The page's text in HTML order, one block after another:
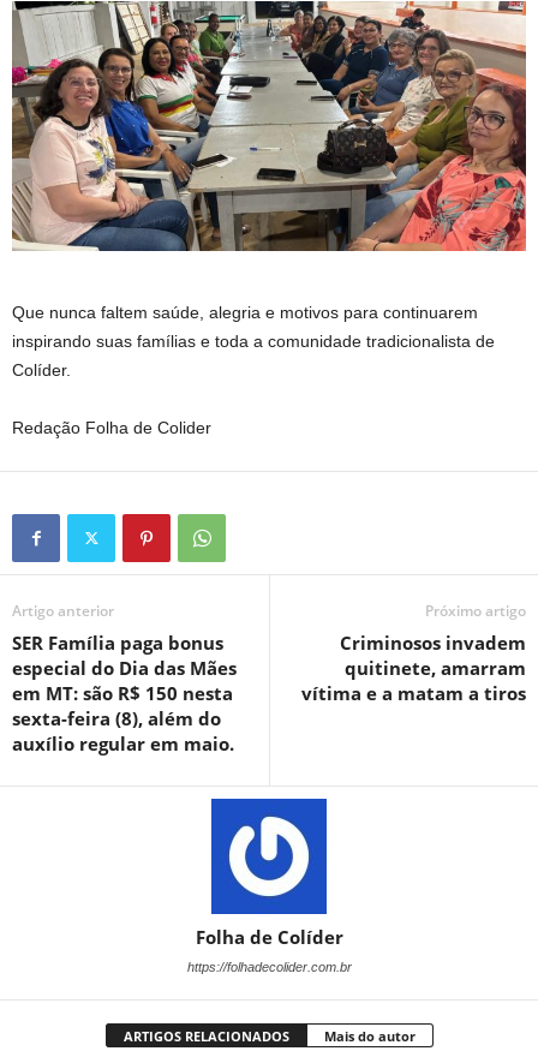
Que nunca faltem saúde, alegria e motivos para continuarem
inspirando suas famílias e toda a comunidade tradicionalista de
Colíder.
Redação Folha de Colider
Artigo anterior
SER Família paga bonus
especial do Dia das Mães
em MT: são R$ 150 nesta
sexta-feira (8), além do
auxílio regular em maio.
Próximo artigo
Criminosos invadem
quitinete, amarram
vítima e a matam a tiros
Folha de Colíder
https://folhadecolider.com.br
ARTIGOS RELACIONADOS Mais do autor